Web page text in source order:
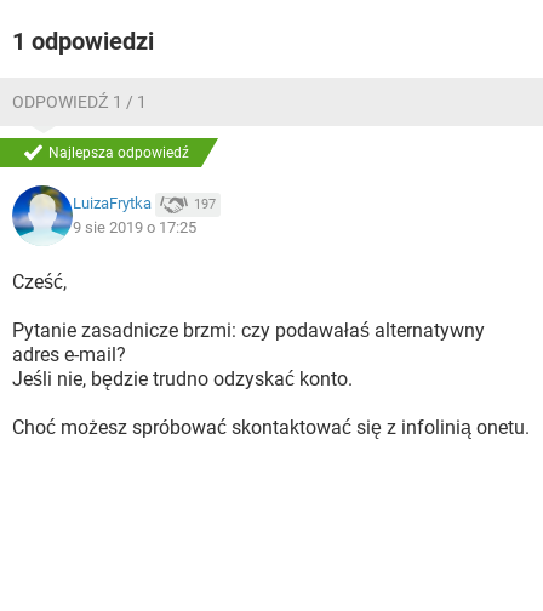
1 odpowiedzi
ODPOWIEDŹ 1 / 1
Najlepsza odpowiedź
LuizaFrytka 197
9 sie 2019 o 17:25
Cześć,
Pytanie zasadnicze brzmi: czy podawałaś alternatywny
adres e-mail?
Jeśli nie, będzie trudno odzyskać konto.
Choć możesz spróbować skontaktować się z infolinią onetu.